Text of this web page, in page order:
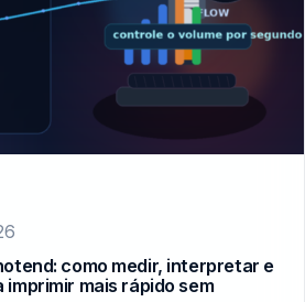
como medir, interpretar e
imprimir mais rápido sem